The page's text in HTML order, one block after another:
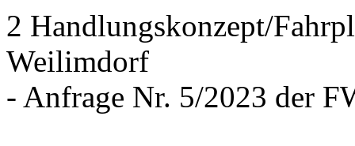
2 Handlungskonzept/
Weilimdorf
- Anfrage Nr. 5/2023 der